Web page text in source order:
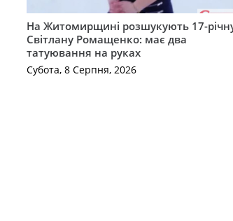
На Житомирщині розшукують 17-
Світлану Ромащенко: має два
татуювання на руках
Субота, 8 Серпня, 2026